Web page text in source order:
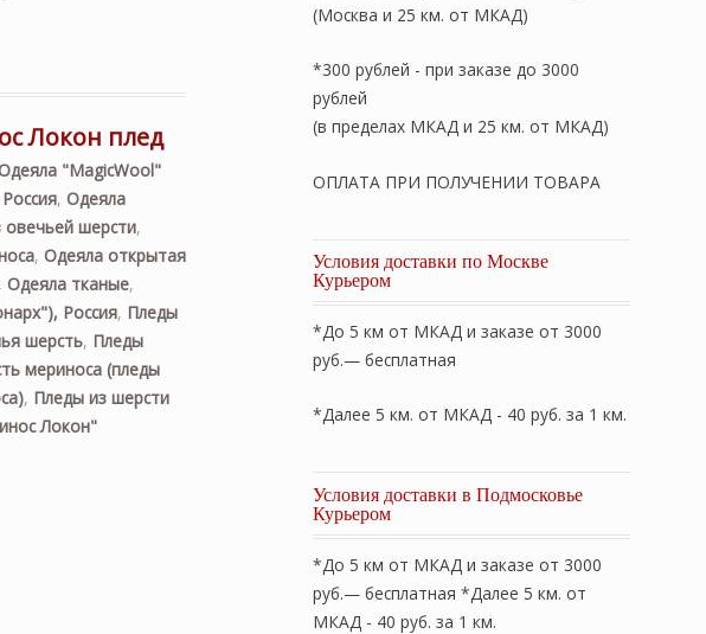
Локон плед
Одеяла "MagicWool"
, Одеяла
овечьей шерсти,
, Одеяла открытая
Одеяла тканые,
Россия, Пледы
шерсть, Пледы
мериноса (пледы
, Пледы из шерсти
Локон"
(Москва и 25 км. от МКАД)
*300 рублей - при заказе до 3000
рублей
(в пределах МКАД и 25 км. от МКАД)
ОПЛАТА ПРИ ПОЛУЧЕНИИ ТОВАРА
Условия доставки по Москве
Курьером
*До 5 км от МКАД и заказе от 3000
руб.— бесплатная
*Далее 5 км. от МКАД - 40 руб. за 1 км.
Условия доставки в Подмосковье
Курьером
*До 5 км от МКАД и заказе от 3000
руб.— бесплатная *Далее 5 км. от
МКАД - 40 руб. за 1 км.